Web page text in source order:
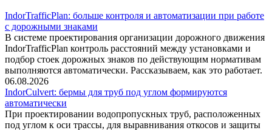
IndorTrafficPlan: больше контроля и автоматизации при работе
с дорожными знаками
В системе проектирования организации дорожного движения
IndorTrafficPlan контроль расстояний между установками и
подбор стоек дорожных знаков по действующим нормативам
выполняются автоматически. Рассказываем, как это работает.
06.08.2026
IndorCulvert: бермы для труб под углом формируются
автоматически
При проектировании водопропускных труб, расположенных
под углом к оси трассы, для выравнивания откосов и защиты